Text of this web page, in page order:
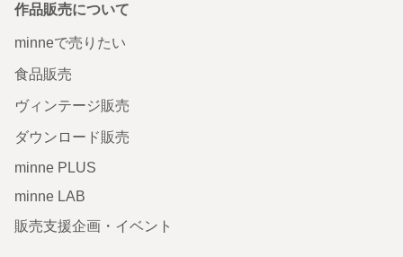
作品販売について
minneで売りたい
食品販売
ヴィンテージ販売
ダウンロード販売
minne PLUS
minne LAB
販売支援企画・イベント